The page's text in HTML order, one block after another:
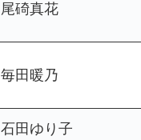
尾碕真花
毎田暖乃
石田ゆり子